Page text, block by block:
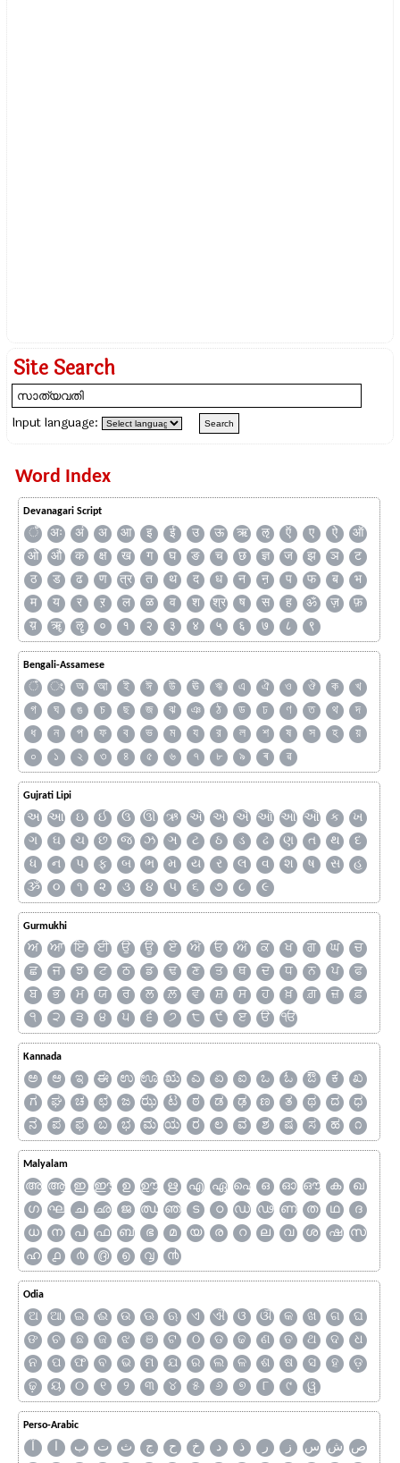
Site Search
Input language:
Word Index
Devanagari Script
ँ अः अं अ आ इ ई उ ऊ ऋ ऌ ऍ ए ऐ
ऑ
ओ
औ क क्ष ख ग घ ङ च छ ज्ञ ज झ ञ
ट
ठ
ड ढ ण त्र त थ द ध न ऩ प फ ब
भ
म
य र ऱ ल ळ व श श्र ष स ह ॐ ज़
फ़
य़
ॠ ॡ ० १ २ ३ ४ ५ ६ ७ ८ ९
Bengali-Assamese
ঁ ং অ আ ই ঈ উ ঊ ঋ এ ঐ ও ঔ ক
খ
গ
ঘ ঙ চ ছ জ ঝ ঞ ঠ ড ঢ ণ ত থ
দ
ধ
ন প ফ ব ভ ম য র ল শ ষ স হ
য়
০
১ ২ ৩ ৪ ৫ ৬ ৭ ৮ ৯ ৰ ৱ
Gujrati Lipi
અ આ ઇ ઈ ઉ ઊ ઋ ઍ એ ઐ ઑ ઓ ઔ ક
ખ
ગ
ઘ ચ છ જ ઝ ઞ ટ ઠ ડ ઢ ણ ત થ
દ
ધ
ન પ ફ બ ભ મ ય ર લ વ શ ષ સ
હ
ૐ
૦ ૧ ૨ ૩ ૪ ૫ ૬ ૭ ૮ ૯
Gurmukhi
ਅ ਆ ਇ ਈ ਉ ਊ ਏ ਐ ਓ ਔ ਕ ਖ ਗ ਘ
ਚ
ਛ
ਜ ਝ ਟ ਠ ਡ ਢ ਣ ਤ ਥ ਦ ਧ ਨ ਪ
ਫ
ਬ
ਭ ਮ ਯ ਰ ਲ ਲ਼ ਵ ਸ਼ ਸ ਹ ਖ਼ ਗ਼ ਜ਼
ਫ਼
੧
੨ ੩ ੪ ੫ ੬ ੭ ੮ ੯ ੲ ੳ ੴ
Kannada
ಅ ಆ ಇ ಈ ಉ ಊ ಋ ಎ ಏ ಐ ಒ ಓ ಔ ಕ
ಖ
ಗ
ಘ ಚ ಛ ಜ ಝ ಟ ಠ ಡ ಢ ಣ ತ ಥ ದ
ಧ
ನ
ಪ ಫ ಬ ಭ ಮ ಯ ರ ಲ ವ ಶ ಷ ಸ ಹ ೧
Malyalam
അ ആ ഇ ഈ ഉ ഊ ഋ എ ഏ ഐ ഒ ഓ ഔ ക
ഖ
ഗ
ഘ ച ഛ ജ ഝ ഞ ട ഠ ഡ ഢ ണ ത ഥ
ദ
ധ
ന പ ഫ ബ ഭ മ യ ര റ ല വ ശ ഷ
സ
ഹ
൧ ൪ ൫ ൭ ൮ ൯
Odia
ଅ ଆ ଇ ଈ ଉ ଊ ଋ ଏ ଐ ଓ ଔ କ ଖ ଗ
ଘ
ଙ
ଚ ଛ ଜ ଝ ଞ ଟ ଠ ଡ ଢ ଣ ତ ଥ ଦ
ଧ
ନ
ପ ଫ ବ ଭ ମ ଯ ର ଲ ଳ ଶ ଷ ସ ହ
ଡ଼
ଢ଼
ୟ ୦ ୧ ୨ ୩ ୪ ୫ ୬ ୭ ୮ ୯ ୱ
Perso-Arabic
آ ا ب ت ث ج ح خ د ذ ر ز س ش ص